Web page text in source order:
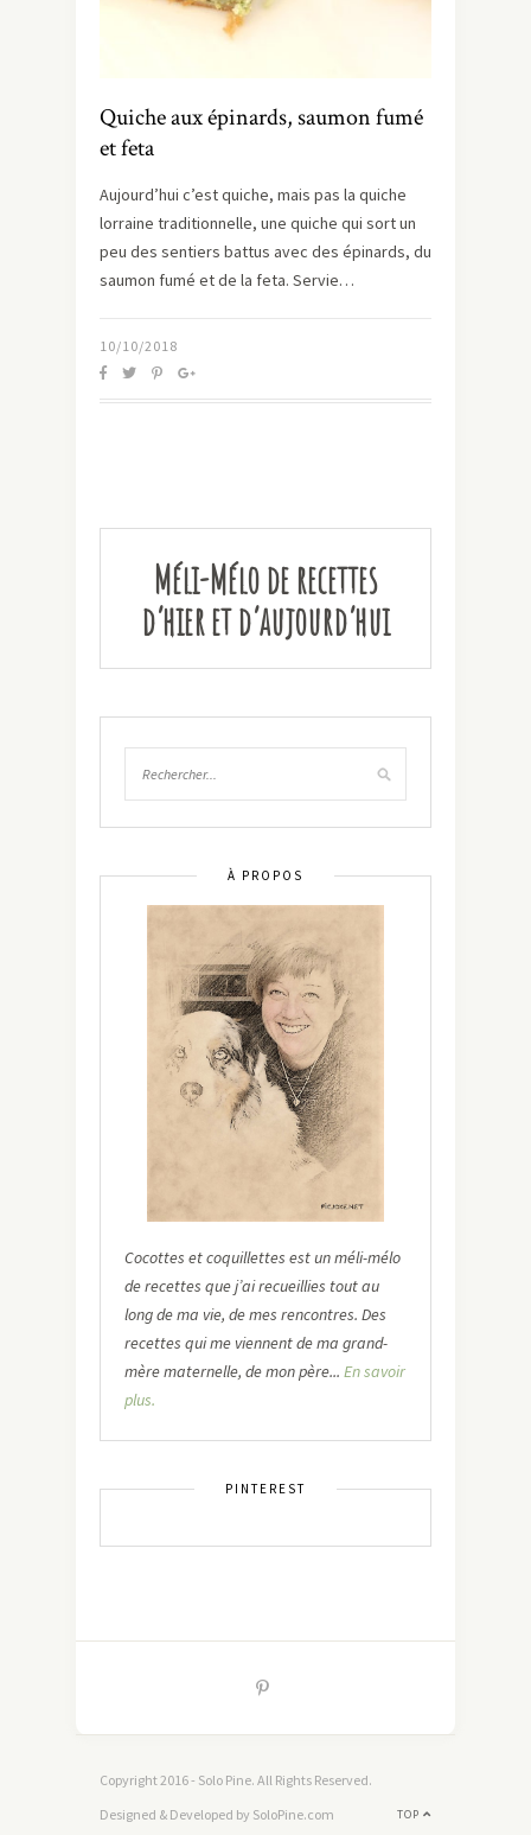
Quiche aux épinards, saumon fumé
et feta
Aujourd’hui c’est quiche, mais pas la quiche
lorraine traditionnelle, une quiche qui sort un
peu des sentiers battus avec des épinards, du
saumon fumé et de la feta. Servie…
10/10/2018
Méli-Mélo de recettes
d’hier et d’aujourd’hui
À PROPOS
Cocottes et coquillettes est un méli-mélo
de recettes que j’ai recueillies tout au
long de ma vie, de mes rencontres. Des
recettes qui me viennent de ma grand-
mère maternelle, de mon père... En savoir
plus.
PINTEREST
Copyright 2016 - Solo Pine. All Rights Reserved.
TOP
Designed & Developed by SoloPine.com